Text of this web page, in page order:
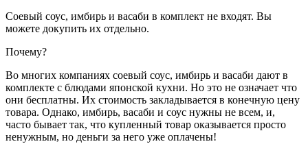
Соевый соус, имбирь и васаби в комплект не входят. Вы
можете докупить их отдельно.
Почему?
Во многих компаниях соевый соус, имбирь и васаби дают в
комплекте с блюдами японской кухни. Но это не означает что
они бесплатны. Их стоимость закладывается в конечную цену
товара. Однако, имбирь, васаби и соус нужны не всем, и,
часто бывает так, что купленный товар оказывается просто
ненужным, но деньги за него уже оплачены!